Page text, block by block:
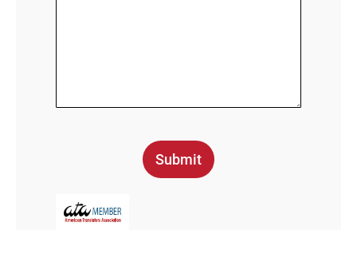
Submit